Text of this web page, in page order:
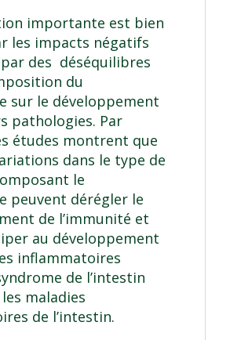
importante est bien
les impacts négatifs
des déséquilibres
du
sur le développement
pathologies. Par
études montrent que
dans le type de
le
peuvent dérégler le
de l’immunité et
au développement
inflammatoires
de l’intestin
maladies
de l’intestin.